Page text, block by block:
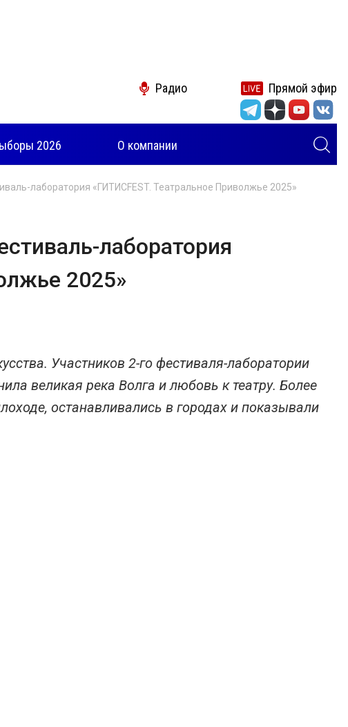
Радио Прямой эфир
2026 О компании
лаборатория «ГИТИСFEST. Театральное Приволжье 2025»
лаборатория
2025»
Участников 2-го фестиваля-лаборатории
великая река Волга и любовь к театру. Более
останавливались в городах и показывали